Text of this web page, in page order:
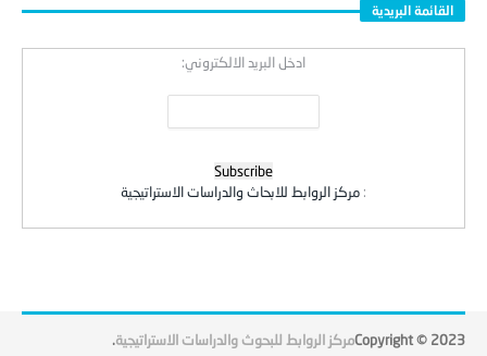
القائمة البريدية
ادخل البريد الالكتروني:
: مركز الروابط للابحاث والدراسات الاستراتيجية
Copyright © 2023مركز الروابط للبحوث والدراسات الاستراتيجية.